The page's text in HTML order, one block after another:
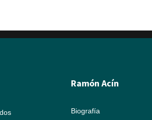
Ramón Acín
Biografía